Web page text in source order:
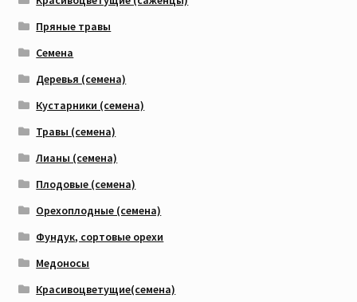
Пряные травы
Семена
Деревья (семена)
Кустарники (семена)
Травы (семена)
Лианы (семена)
Плодовые (семена)
Орехоплодные (семена)
Фундук, сортовые орехи
Медоносы
Красивоцветущие(семена)